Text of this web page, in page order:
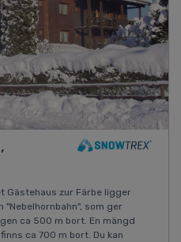
Gästehaus zur Färbe ligger
som ger
ca 500 m bort. En mängd
ca 700 m bort. Du kan